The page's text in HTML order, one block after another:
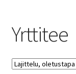
Kassa
Kauppa
Yrttitee